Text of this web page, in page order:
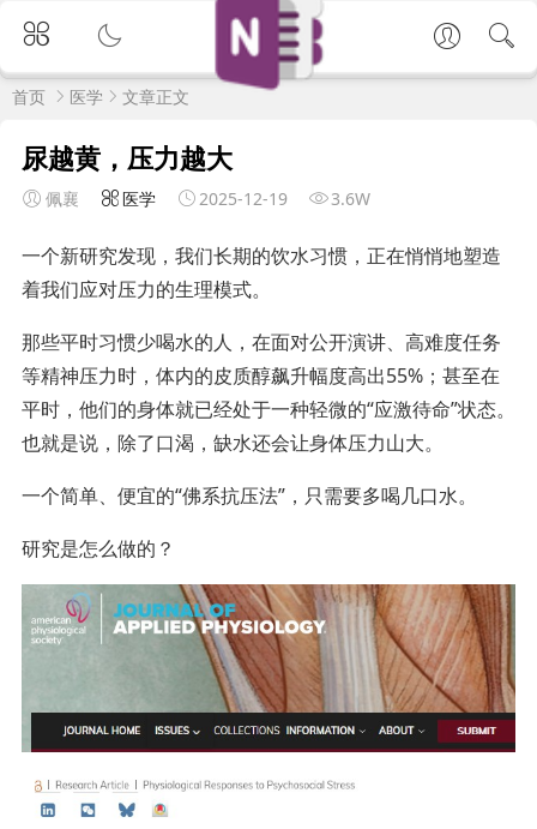
首页 医学 文章正文
尿越黄，压力越大
佩襄 医学 2025-12-19 3.6W
一个新研究发现，我们长期的饮水习惯，正在悄悄地塑造
着我们应对压力的生理模式。
那些平时习惯少喝水的人，在面对公开演讲、高难度任务
等精神压力时，体内的皮质醇飙升幅度高出55%；甚至在
平时，他们的身体就已经处于一种轻微的“应激待命”状态。
也就是说，除了口渴，缺水还会让身体压力山大。
一个简单、便宜的“佛系抗压法”，只需要多喝几口水。
研究是怎么做的？